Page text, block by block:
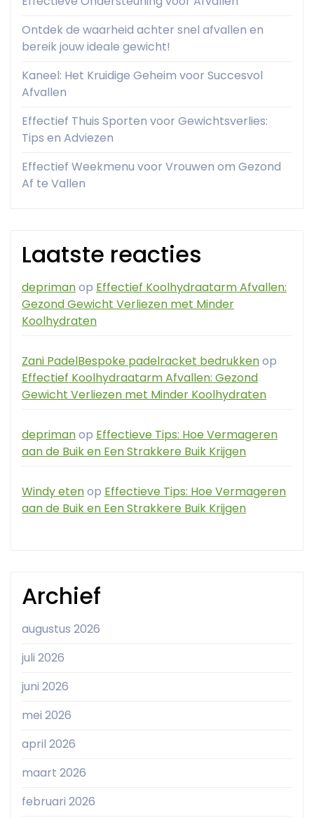
Ontdek de waarheid achter snel afvallen en
bereik jouw ideale gewicht!
Kaneel: Het Kruidige Geheim voor Succesvol
Afvallen
Effectief Thuis Sporten voor Gewichtsverlies:
Tips en Adviezen
Effectief Weekmenu voor Vrouwen om Gezond
Af te Vallen
Laatste reacties
deprimanop Effectief Koolhydraatarm Afvallen:
Gezond Gewicht Verliezen met Minder
Koolhydraten
Zani PadelBespoke padelracket bedrukkenop
Effectief Koolhydraatarm Afvallen: Gezond
Gewicht Verliezen met Minder Koolhydraten
deprimanop Effectieve Tips: Hoe Vermageren
aan de Buik en Een Strakkere Buik Krijgen
Windy etenop Effectieve Tips: Hoe Vermageren
aan de Buik en Een Strakkere Buik Krijgen
Archief
augustus 2026
juli 2026
juni 2026
mei 2026
april 2026
maart 2026
februari 2026